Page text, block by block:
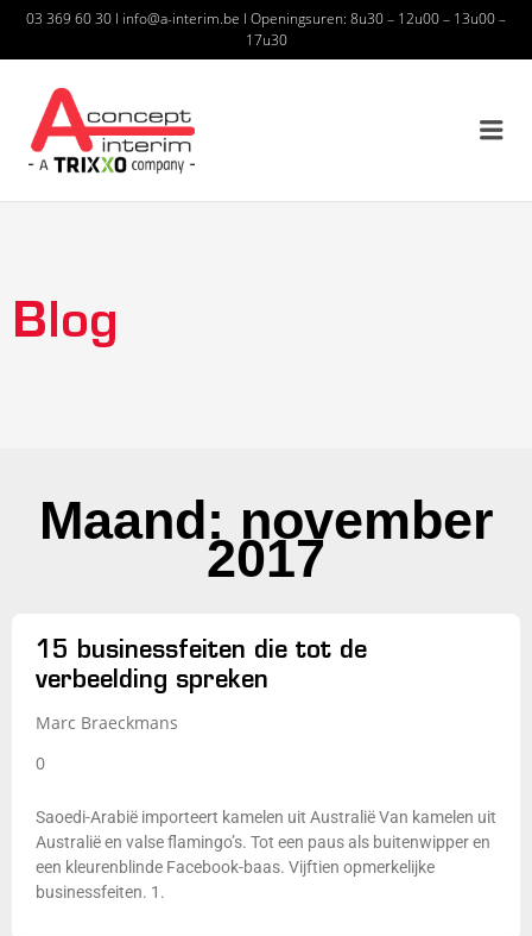
03 369 60 30 I info@a-interim.be I Openingsuren: 8u30 – 12u00 – 13u00 –
17u30
Blog
Maand: november
2017
15 businessfeiten die tot de
verbeelding spreken
Marc Braeckmans
0
Saoedi-Arabië importeert kamelen uit Australië Van kamelen uit
Australië en valse flamingo’s. Tot een paus als buitenwipper en
een kleurenblinde Facebook-baas. Vijftien opmerkelijke
businessfeiten. 1.